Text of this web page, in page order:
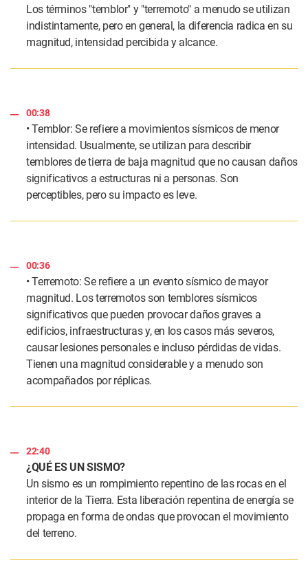
Los términos "temblor" y "terremoto" a menudo se utilizan
indistintamente, pero en general, la diferencia radica en su
magnitud, intensidad percibida y alcance.
00:38
• Temblor: Se refiere a movimientos sísmicos de menor
intensidad. Usualmente, se utilizan para describir
temblores de tierra de baja magnitud que no causan daños
significativos a estructuras ni a personas. Son
perceptibles, pero su impacto es leve.
00:36
• Terremoto: Se refiere a un evento sísmico de mayor
magnitud. Los terremotos son temblores sísmicos
significativos que pueden provocar daños graves a
edificios, infraestructuras y, en los casos más severos,
causar lesiones personales e incluso pérdidas de vidas.
Tienen una magnitud considerable y a menudo son
acompañados por réplicas.
22:40
¿QUÉ ES UN SISMO?
Un sismo es un rompimiento repentino de las rocas en el
interior de la Tierra. Esta liberación repentina de energía se
propaga en forma de ondas que provocan el movimiento
del terreno.